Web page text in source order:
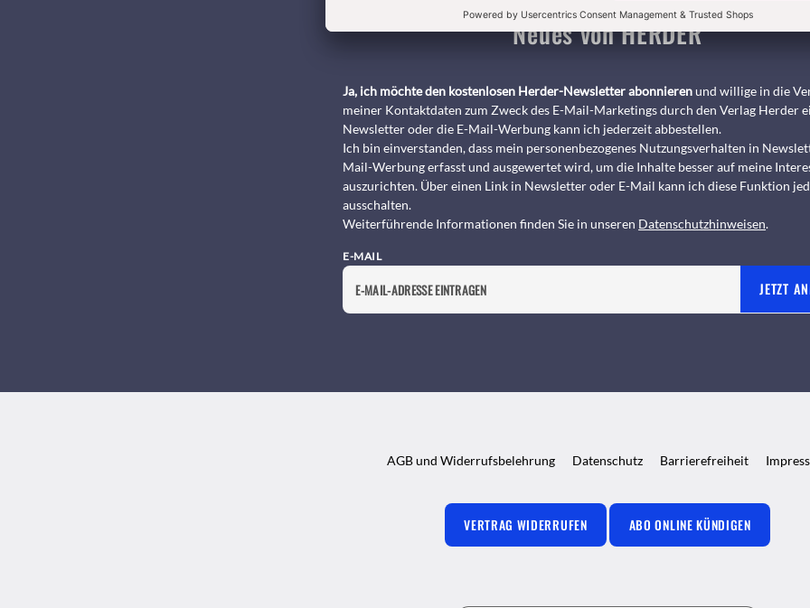
Neues von HERDER
Ja, ich möchte den kostenlosen Herder-Newsletter abonnierenund willige in die
meiner Kontaktdaten zum Zweck des E-Mail-Marketings durch den Verlag Herder
Newsletter oder die E-Mail-Werbung kann ich jederzeit abbestellen.
Ich bin einverstanden, dass mein personenbezogenes Nutzungsverhalten in
Mail-Werbung erfasst und ausgewertet wird, um die Inhalte besser auf meine
auszurichten. Über einen Link in Newsletter oder E-Mail kann ich diese Funktion
ausschalten.
Weiterführende Informationen finden Sie in unseren Datenschutzhinweisen.
E-MAIL
JETZT
AGB und Widerrufsbelehrung Datenschutz Barrierefreiheit
VERTRAG WIDERRUFEN ABO ONLINE KÜNDIGEN